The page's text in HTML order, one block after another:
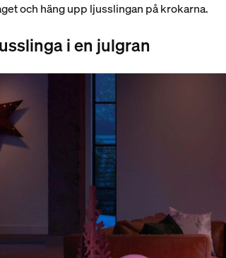
och häng upp ljusslingan på krokarna.
i en julgran